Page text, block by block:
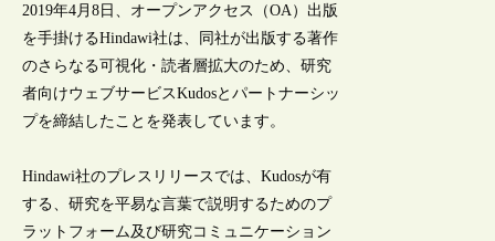
2019年4月8日、オープンアクセス（OA）出版
を手掛けるHindawi社は、同社が出版する著作
のさらなる可視化・読者層拡大のため、研究
者向けウェブサービスKudosとパートナーシッ
プを締結したことを発表しています。
Hindawi社のプレスリリースでは、Kudosが有
する、研究を平易な言葉で説明するためのプ
ラットフォーム及び研究コミュニケーション